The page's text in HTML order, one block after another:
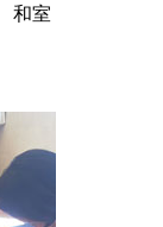
和室